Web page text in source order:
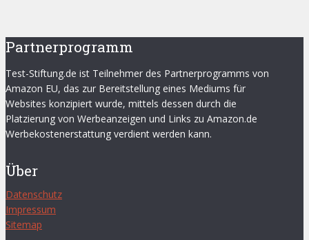
Partnerprogramm
Test-Stiftung.de ist Teilnehmer des Partnerprogramms von
Amazon EU, das zur Bereitstellung eines Mediums für
Websites konzipiert wurde, mittels dessen durch die
Platzierung von Werbeanzeigen und Links zu Amazon.de
Werbekostenerstattung verdient werden kann.
Über
Datenschutz
Impressum
Sitemap